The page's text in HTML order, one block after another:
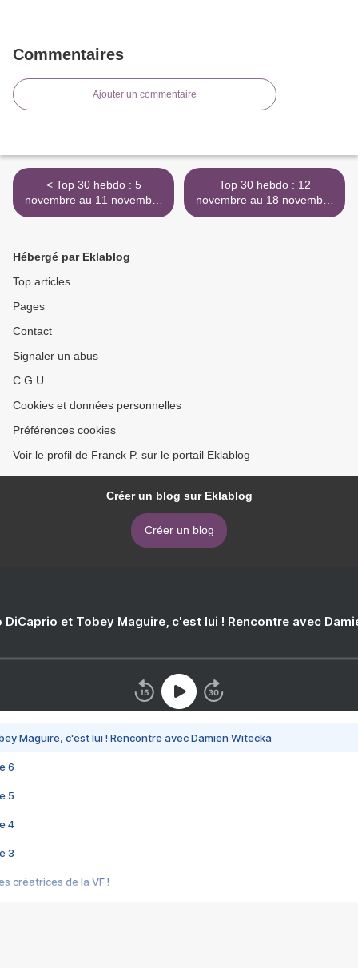
Commentaires
Ajouter un commentaire
< Top 30 hebdo : 5
novembre au 11 novembre
1958
Top 30 hebdo : 12
novembre au 18 novembre
1958 >
Hébergé par Eklablog
Top articles
Pages
Contact
Signaler un abus
C.G.U.
Cookies et données personnelles
Préférences cookies
Voir le profil de Franck P. sur le portail Eklablog
Créer un blog sur Eklablog
Créer un blog
DiCaprio et Tobey Maguire, c'est lui ! Rencontre avec
Maguire, c'est lui ! Rencontre avec Damien Witecka
6
5
4
3
créatrices de la VF !